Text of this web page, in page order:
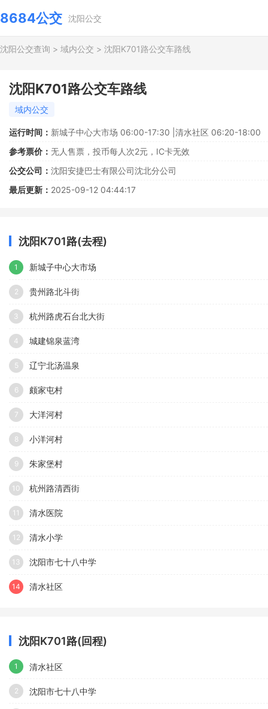
8684公交 沈阳公交
沈阳公交查询 > 域内公交 > 沈阳K701路公交车路线
沈阳K701路公交车路线
域内公交
运行时间： 新城子中心大市场 06:00-17:30 |清水社区 06:20-18:00
参考票价： 无人售票，投币每人次2元，IC卡无效
公交公司： 沈阳安捷巴士有限公司沈北分公司
最后更新： 2025-09-12 04:44:17
沈阳K701路(去程)
1 新城子中心大市场
2 贵州路北斗街
3 杭州路虎石台北大街
4 城建锦泉蓝湾
5 辽宁北汤温泉
6 颇家屯村
7 大洋河村
8 小洋河村
9 朱家堡村
10 杭州路清西街
11 清水医院
12 清水小学
13 沈阳市七十八中学
14 清水社区
沈阳K701路(回程)
1 清水社区
2 沈阳市七十八中学